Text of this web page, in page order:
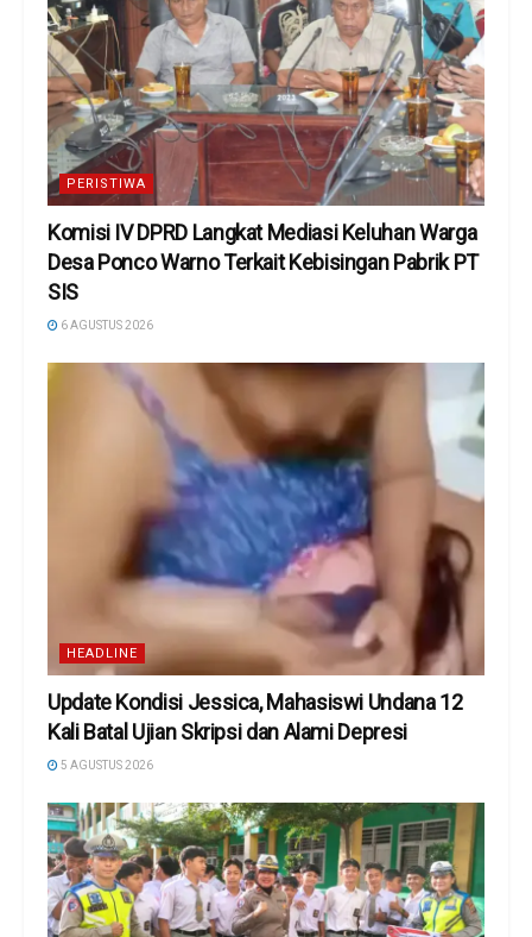
PERISTIWA
Komisi IV DPRD Langkat Mediasi Keluhan Warga
Desa Ponco Warno Terkait Kebisingan Pabrik PT
SIS
6 AGUSTUS 2026
HEADLINE
Update Kondisi Jessica, Mahasiswi Undana 12
Kali Batal Ujian Skripsi dan Alami Depresi
5 AGUSTUS 2026